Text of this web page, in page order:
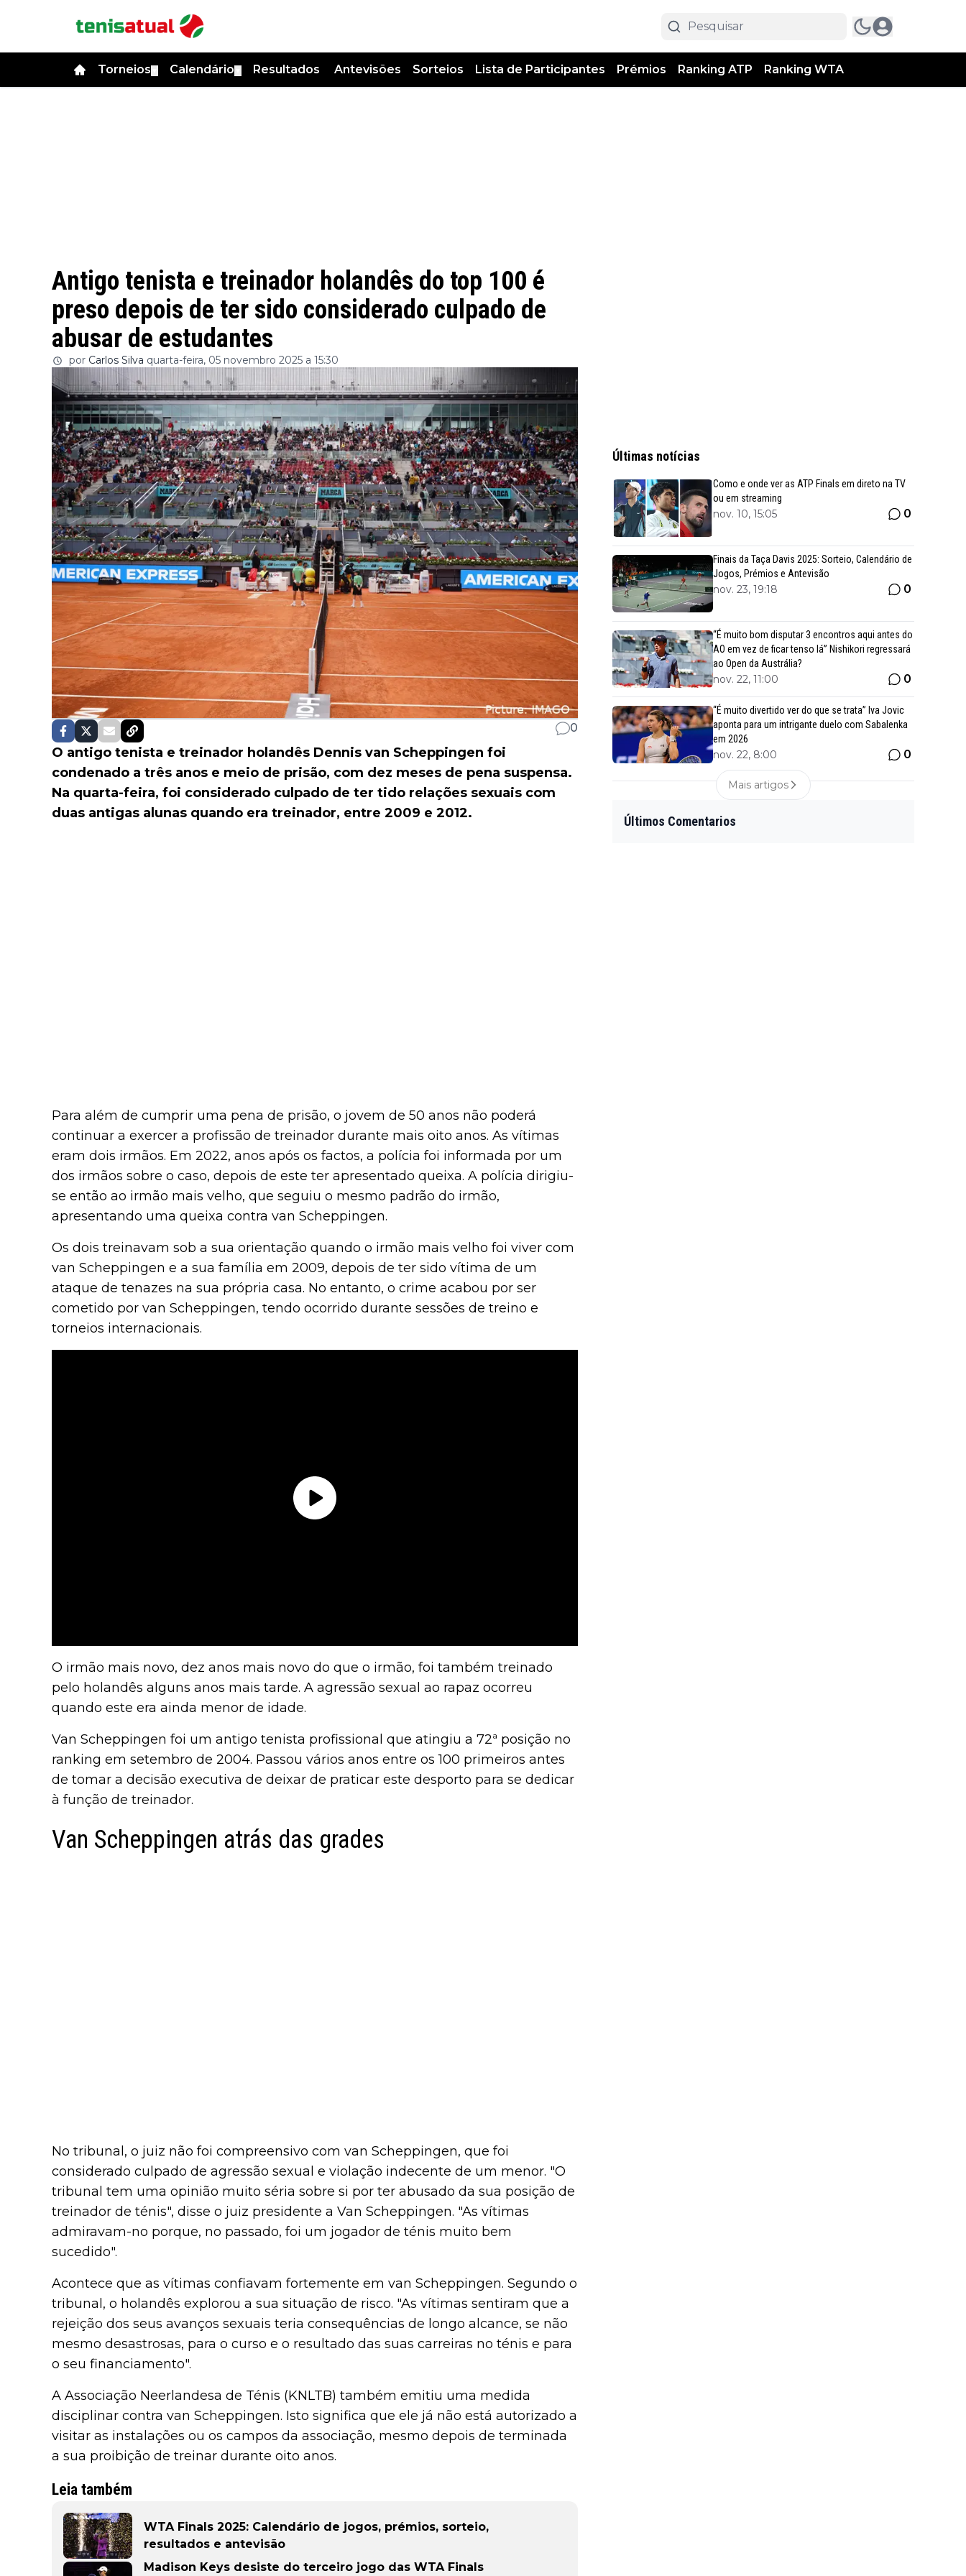
Torneios Calendário Resultados Antevisões Sorteios Lista de Participantes Prémios Ranking ATP Ranking WTA
Antigo tenista e treinador holandês do top 100 é
preso depois de ter sido considerado culpado de
abusar de estudantes
por Carlos Silva quarta-feira, 05 novembro 2025 a 15:30
0
O antigo tenista e treinador holandês Dennis van Scheppingen foi
condenado a três anos e meio de prisão, com dez meses de pena suspensa.
Na quarta-feira, foi considerado culpado de ter tido relações sexuais com
duas antigas alunas quando era treinador, entre 2009 e 2012.
Para além de cumprir uma pena de prisão, o jovem de 50 anos não poderá
continuar a exercer a profissão de treinador durante mais oito anos. As vítimas
eram dois irmãos. Em 2022, anos após os factos, a polícia foi informada por um
dos irmãos sobre o caso, depois de este ter apresentado queixa. A polícia dirigiu-
se então ao irmão mais velho, que seguiu o mesmo padrão do irmão,
apresentando uma queixa contra van Scheppingen.
Os dois treinavam sob a sua orientação quando o irmão mais velho foi viver com
van Scheppingen e a sua família em 2009, depois de ter sido vítima de um
ataque de tenazes na sua própria casa. No entanto, o crime acabou por ser
cometido por van Scheppingen, tendo ocorrido durante sessões de treino e
torneios internacionais.
O irmão mais novo, dez anos mais novo do que o irmão, foi também treinado
pelo holandês alguns anos mais tarde. A agressão sexual ao rapaz ocorreu
quando este era ainda menor de idade.
Van Scheppingen foi um antigo tenista profissional que atingiu a 72ª posição no
ranking em setembro de 2004. Passou vários anos entre os 100 primeiros antes
de tomar a decisão executiva de deixar de praticar este desporto para se dedicar
à função de treinador.
Van Scheppingen atrás das grades
No tribunal, o juiz não foi compreensivo com van Scheppingen, que foi
considerado culpado de agressão sexual e violação indecente de um menor. "O
tribunal tem uma opinião muito séria sobre si por ter abusado da sua posição de
treinador de ténis", disse o juiz presidente a Van Scheppingen. "As vítimas
admiravam-no porque, no passado, foi um jogador de ténis muito bem
sucedido".
Acontece que as vítimas confiavam fortemente em van Scheppingen. Segundo o
tribunal, o holandês explorou a sua situação de risco. "As vítimas sentiram que a
rejeição dos seus avanços sexuais teria consequências de longo alcance, se não
mesmo desastrosas, para o curso e o resultado das suas carreiras no ténis e para
o seu financiamento".
A Associação Neerlandesa de Ténis (KNLTB) também emitiu uma medida
disciplinar contra van Scheppingen. Isto significa que ele já não está autorizado a
visitar as instalações ou os campos da associação, mesmo depois de terminada
a sua proibição de treinar durante oito anos.
Leia também
WTA Finals 2025: Calendário de jogos, prémios, sorteio,
resultados e antevisão
Madison Keys desiste do terceiro jogo das WTA Finals
Últimas notícias
Como e onde ver as ATP Finals em direto na TV
ou em streaming
nov. 10, 15:05 0
Finais da Taça Davis 2025: Sorteio, Calendário de
Jogos, Prémios e Antevisão
nov. 23, 19:18 0
“É muito bom disputar 3 encontros aqui antes do
AO em vez de ficar tenso lá” Nishikori regressará
ao Open da Austrália?
nov. 22, 11:00 0
“É muito divertido ver do que se trata” Iva Jovic
aponta para um intrigante duelo com Sabalenka
em 2026
nov. 22, 8:00 0
Mais artigos
Últimos Comentarios